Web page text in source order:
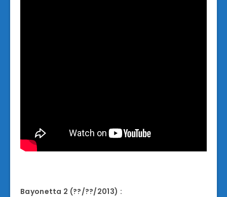
Bayonetta 2 (??/??/2013) :